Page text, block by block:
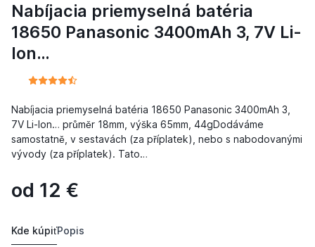
Nabíjacia priemyselná batéria
18650 Panasonic 3400mAh 3, 7V Li-
Ion…
Nabíjacia priemyselná batéria 18650 Panasonic 3400mAh 3,
7V Li-Ion… průměr 18mm, výška 65mm, 44gDodáváme
samostatně, v sestavách (za příplatek), nebo s nabodovanými
vývody (za příplatek). Tato…
od 12 €
Kde kúpiťPopis